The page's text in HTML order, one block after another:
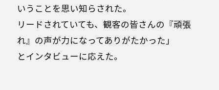
いうことを思い知らされた。
リードされていても、観客の皆さんの『頑張
れ』の声が力になってありがたかった」
とインタビューに応えた。